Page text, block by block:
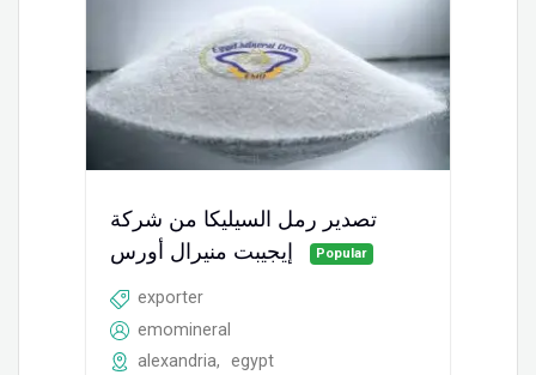
تصدير رمل السيليكا من شركة
إيجيبت منيرال أورس
Popular
exporter
emomineral
alexandria,
egypt